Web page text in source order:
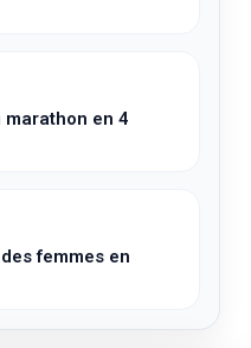
marathon en 4
femmes en